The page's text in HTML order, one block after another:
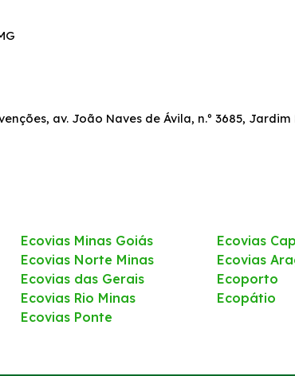
av. João Naves de Ávila, n.º 3685,
Ecovias Minas Goiás
Ecovias Norte Minas
Ecovias das Gerais
Ecovias Rio Minas
Ecovias Ponte
Ecovias
Ecovias
Ecoporto
Ecopátio